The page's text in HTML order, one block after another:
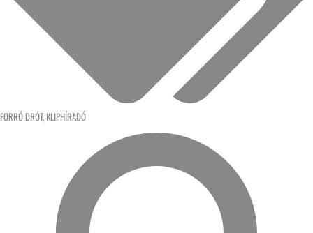
FORRÓ DRÓT, KLIPHÍRADÓ